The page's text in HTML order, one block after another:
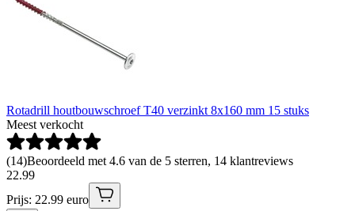
Rotadrill houtbouwschroef T40 verzinkt 8x160 mm 15 stuks
Meest verkocht
(14)Beoordeeld met 4.6 van de 5 sterren, 14 klantreviews
22.99
Prijs: 22.99 euro